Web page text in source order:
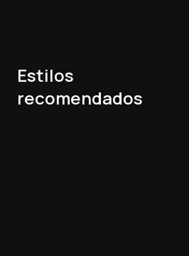
Estilos
recomendados